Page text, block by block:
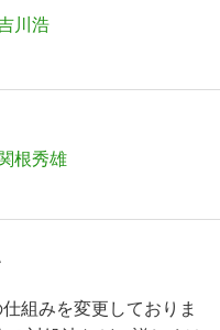
川浩
根秀雄
組みを変更しておりま